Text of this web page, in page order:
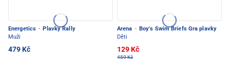
Energetics · Plavky Rally
Muži
479 Kč
Arena · Boy's Swim Briefs Gra plavky
Děti
129 Kč
459 Kč